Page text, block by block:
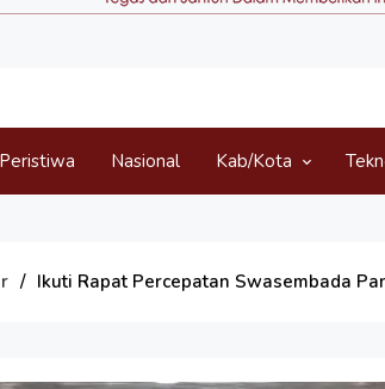
Peristiwa Nasional Kab/Kota
Ikuti Rapat Percepatan Swasembada